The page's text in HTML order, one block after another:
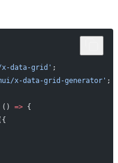
x-data-grid' ;
x-data-grid-generator' ;
=> {